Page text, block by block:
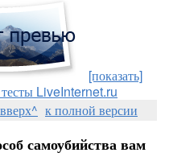
[показать]
LiveInternet.ru
вверх^ к полной версии
самоубийства вам